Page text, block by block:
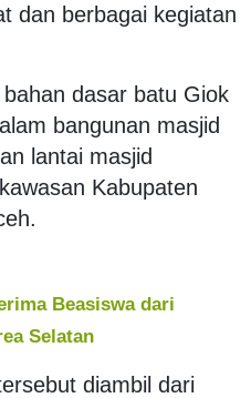
dan berbagai kegiatan
dasar batu Giok
bangunan masjid
lantai masjid
Kabupaten
Beasiswa dari
Selatan
diambil dari